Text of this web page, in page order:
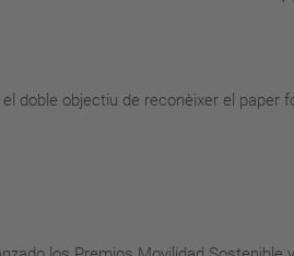
doble objectiu de reconèixer el paper